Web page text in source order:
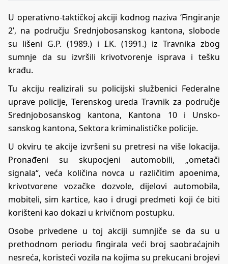
U operativno-taktičkoj akciji kodnog naziva ‘Fingiranje
2’, na području Srednjobosanskog kantona, slobode
su lišeni G.P. (1989.) i I.K. (1991.) iz Travnika zbog
sumnje da su izvršili krivotvorenje isprava i tešku
krađu.
Tu akciju realizirali su policijski službenici Federalne
uprave policije, Terenskog ureda Travnik za područje
Srednjobosanskog kantona, Kantona 10 i Unsko-
sanskog kantona, Sektora kriminalističke policije.
U okviru te akcije izvršeni su pretresi na više lokacija.
Pronađeni su skupocjeni automobili, „ometači
signala“, veća količina novca u različitim apoenima,
krivotvorene vozačke dozvole, dijelovi automobila,
mobiteli, sim kartice, kao i drugi predmeti koji će biti
korišteni kao dokazi u krivičnom postupku.
Osobe privedene u toj akciji sumnjiče se da su u
prethodnom periodu fingirala veći broj saobraćajnih
nesreća, koristeći vozila na kojima su prekucani brojevi